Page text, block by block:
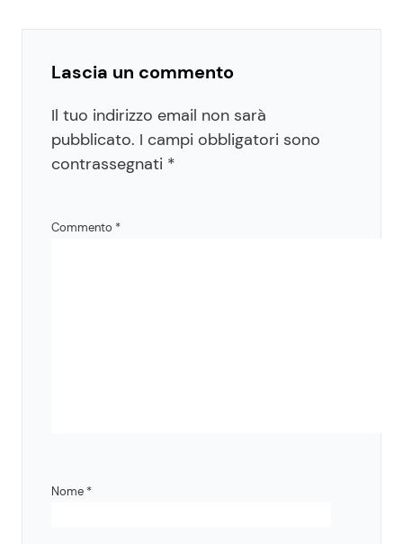
Lascia un commento
Il tuo indirizzo email non sarà
pubblicato. I campi obbligatori sono
contrassegnati *
Commento *
Nome *